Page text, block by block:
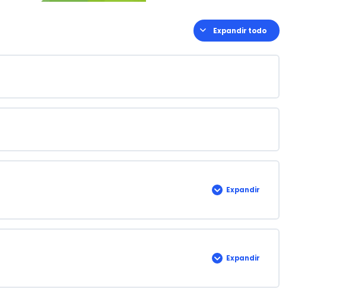
Expandir todo
Lecciones
Expandir
MÓDULO
Expandir
MÓDULO
FINANCIERA